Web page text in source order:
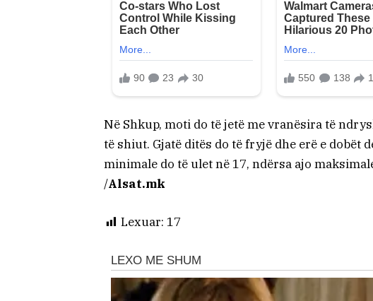
Në Shkup, moti do të jetë me vranësira të
të shiut. Gjatë ditës do të fryjë dhe erë e dobët
minimale do të ulet në 17, ndërsa ajo
/Alsat.mk
Lexuar: 17